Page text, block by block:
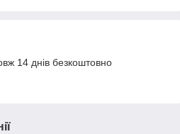
14 днів безкоштовно